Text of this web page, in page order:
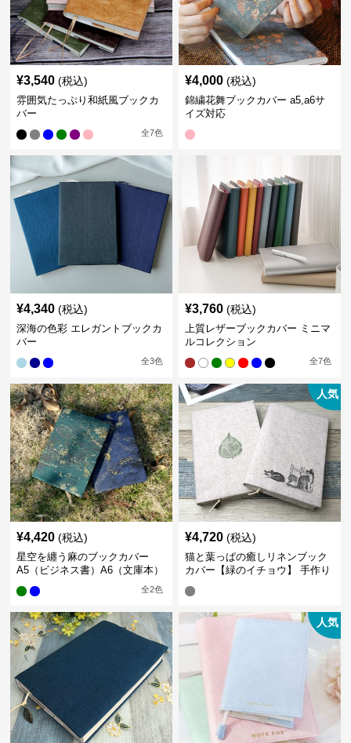
¥3,540 (税込)
雰囲気たっぷり和紙風ブックカ
バー
全7色
¥4,000 (税込)
錦繍花舞ブックカバー a5,a6サ
イズ対応
¥4,340 (税込)
深海の色彩 エレガントブックカ
バー
全3色
¥3,760 (税込)
上質レザーブックカバー ミニマ
ルコレクション
全7色
¥4,420 (税込)
星空を纏う麻のブックカバー
A5（ビジネス書）A6（文庫本）
全2色
人気
¥4,720 (税込)
猫と葉っぱの癒しリネンブック
カバー【緑のイチョウ】 手作り
人気